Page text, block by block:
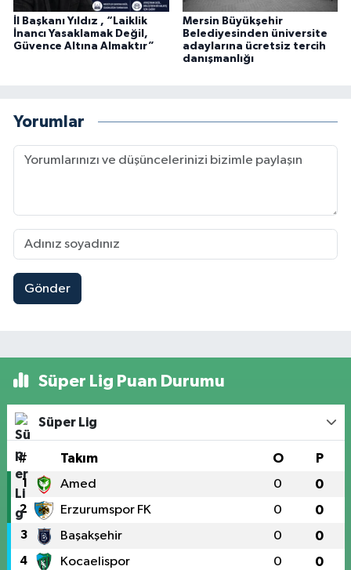
İl Başkanı Yıldız , “Laiklik
İnancı Yasaklamak Değil,
Güvence Altına Almaktır”
Mersin Büyükşehir
Belediyesinden üniversite
adaylarına ücretsiz tercih
danışmanlığı
Yorumlar
Gönder
Süper Lig Puan Durumu
Süper Lig
# Takım O P
1 Amed 0 0
2 Erzurumspor FK 0 0
3 Başakşehir 0 0
4 Kocaelispor 0 0